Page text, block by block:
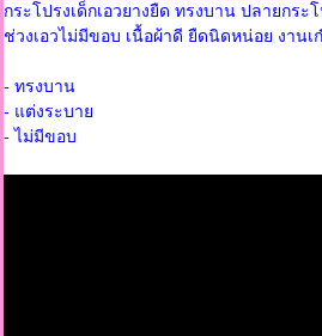
กระโปรงเด็กเอวยางยืด ทรงบาน ปลายกระ
ช่วงเอวไม่มีขอบ เนื้อผ้าดี ยืดนิดหน่อย งานเ
- ทรงบาน
- แต่งระบาย
- ไม่มีขอบ